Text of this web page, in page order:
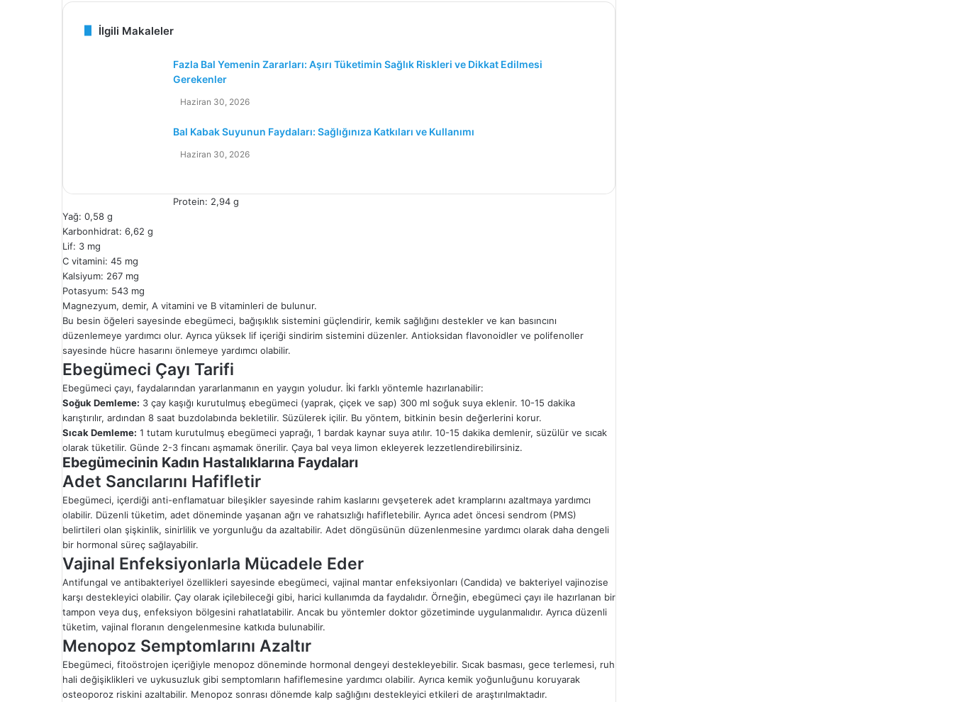
İlgili Makaleler
Fazla Bal Yemenin Zararları: Aşırı Tüketimin Sağlık Riskleri ve Dikkat Edilmesi
Gerekenler
Haziran 30, 2026
Bal Kabak Suyunun Faydaları: Sağlığınıza Katkıları ve Kullanımı
Haziran 30, 2026
Protein: 2,94 g
Yağ: 0,58 g
Karbonhidrat: 6,62 g
Lif: 3 mg
C vitamini: 45 mg
Kalsiyum: 267 mg
Potasyum: 543 mg
Magnezyum, demir, A vitamini ve B vitaminleri de bulunur.
Bu besin öğeleri sayesinde ebegümeci, bağışıklık sistemini güçlendirir, kemik sağlığını destekler ve kan basıncını
düzenlemeye yardımcı olur. Ayrıca yüksek lif içeriği sindirim sistemini düzenler. Antioksidan flavonoidler ve polifenoller
sayesinde hücre hasarını önlemeye yardımcı olabilir.
Ebegümeci Çayı Tarifi
Ebegümeci çayı, faydalarından yararlanmanın en yaygın yoludur. İki farklı yöntemle hazırlanabilir:
Soğuk Demleme: 3 çay kaşığı kurutulmuş ebegümeci (yaprak, çiçek ve sap) 300 ml soğuk suya eklenir. 10-15 dakika
karıştırılır, ardından 8 saat buzdolabında bekletilir. Süzülerek içilir. Bu yöntem, bitkinin besin değerlerini korur.
Sıcak Demleme: 1 tutam kurutulmuş ebegümeci yaprağı, 1 bardak kaynar suya atılır. 10-15 dakika demlenir, süzülür ve sıcak
olarak tüketilir. Günde 2-3 fincanı aşmamak önerilir. Çaya bal veya limon ekleyerek lezzetlendirebilirsiniz.
Ebegümecinin Kadın Hastalıklarına Faydaları
Adet Sancılarını Hafifletir
Ebegümeci, içerdiği anti-enflamatuar bileşikler sayesinde rahim kaslarını gevşeterek adet kramplarını azaltmaya yardımcı
olabilir. Düzenli tüketim, adet döneminde yaşanan ağrı ve rahatsızlığı hafifletebilir. Ayrıca adet öncesi sendrom (PMS)
belirtileri olan şişkinlik, sinirlilik ve yorgunluğu da azaltabilir. Adet döngüsünün düzenlenmesine yardımcı olarak daha dengeli
bir hormonal süreç sağlayabilir.
Vajinal Enfeksiyonlarla Mücadele Eder
Antifungal ve antibakteriyel özellikleri sayesinde ebegümeci, vajinal mantar enfeksiyonları (Candida) ve bakteriyel vajinozise
karşı destekleyici olabilir. Çay olarak içilebileceği gibi, harici kullanımda da faydalıdır. Örneğin, ebegümeci çayı ile hazırlanan bir
tampon veya duş, enfeksiyon bölgesini rahatlatabilir. Ancak bu yöntemler doktor gözetiminde uygulanmalıdır. Ayrıca düzenli
tüketim, vajinal floranın dengelenmesine katkıda bulunabilir.
Menopoz Semptomlarını Azaltır
Ebegümeci, fitoöstrojen içeriğiyle menopoz döneminde hormonal dengeyi destekleyebilir. Sıcak basması, gece terlemesi, ruh
hali değişiklikleri ve uykusuzluk gibi semptomların hafiflemesine yardımcı olabilir. Ayrıca kemik yoğunluğunu koruyarak
osteoporoz riskini azaltabilir. Menopoz sonrası dönemde kalp sağlığını destekleyici etkileri de araştırılmaktadır.